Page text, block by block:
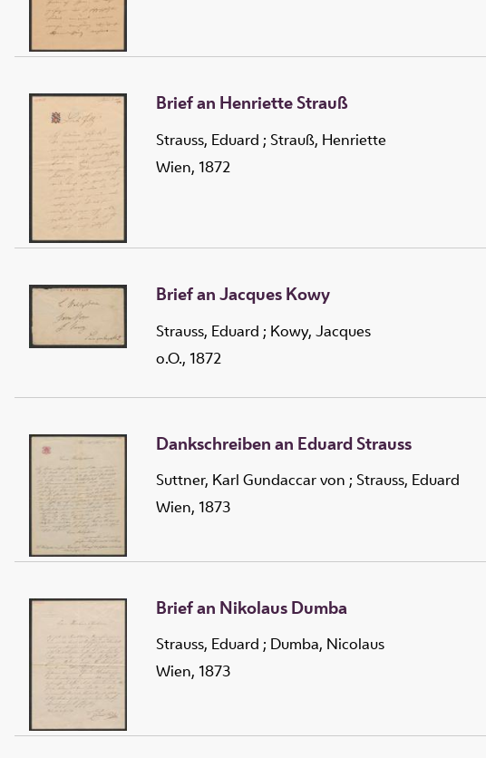
Brief an Henriette Strauß
Strauss, Eduard ; Strauß, Henriette
Wien, 1872
Brief an Jacques Kowy
Strauss, Eduard ; Kowy, Jacques
o.O., 1872
Dankschreiben an Eduard Strauss
Suttner, Karl Gundaccar von ; Strauss, Eduard
Wien, 1873
Brief an Nikolaus Dumba
Strauss, Eduard ; Dumba, Nicolaus
Wien, 1873